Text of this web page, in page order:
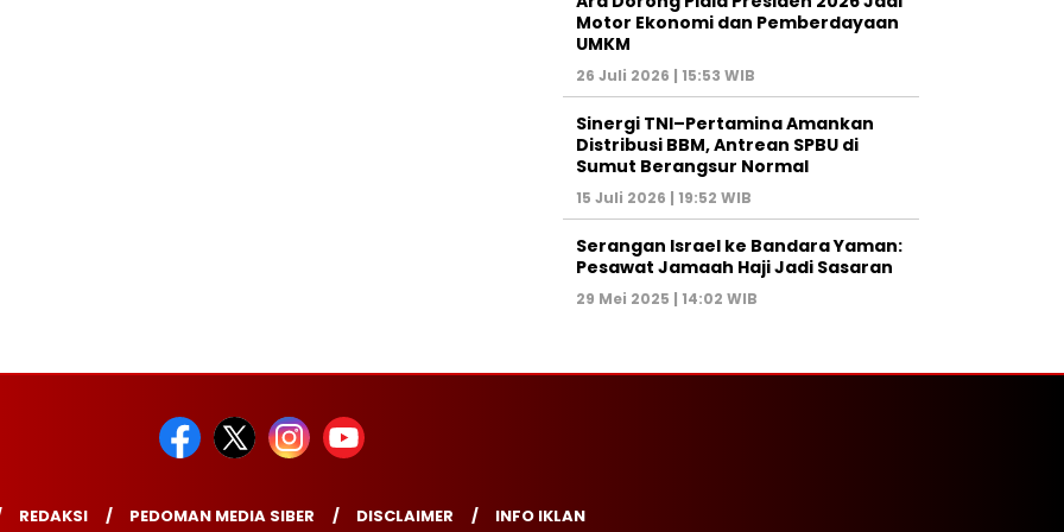
Motor Ekonomi dan Pemberdayaan
UMKM
26 Juli 2026 | 15:53 WIB
Sinergi TNI–Pertamina Amankan
Distribusi BBM, Antrean SPBU di
Sumut Berangsur Normal
15 Juli 2026 | 19:52 WIB
Serangan Israel ke Bandara Yaman:
Pesawat Jamaah Haji Jadi Sasaran
29 Mei 2025 | 14:02 WIB
REDAKSI PEDOMAN MEDIA SIBER DISCLAIMER INFO IKLAN